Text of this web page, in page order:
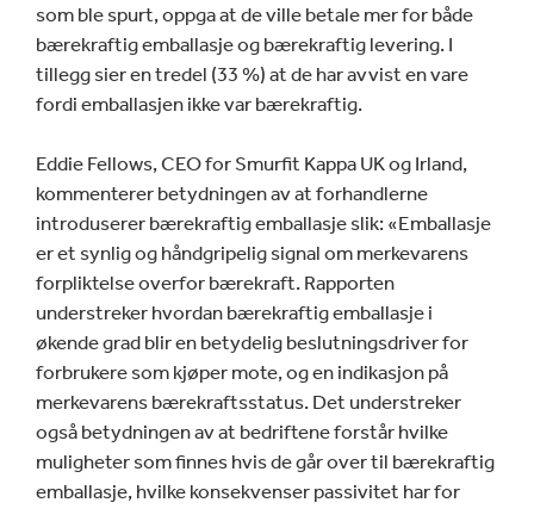
som ble spurt, oppga at de ville betale mer for både
bærekraftig emballasje og bærekraftig levering. I
tillegg sier en tredel (33 %) at de har avvist en vare
fordi emballasjen ikke var bærekraftig.
Eddie Fellows, CEO for Smurfit Kappa UK og Irland,
kommenterer betydningen av at forhandlerne
introduserer bærekraftig emballasje slik: «Emballasje
er et synlig og håndgripelig signal om merkevarens
forpliktelse overfor bærekraft. Rapporten
understreker hvordan bærekraftig emballasje i
økende grad blir en betydelig beslutningsdriver for
forbrukere som kjøper mote, og en indikasjon på
merkevarens bærekraftsstatus. Det understreker
også betydningen av at bedriftene forstår hvilke
muligheter som finnes hvis de går over til bærekraftig
emballasje, hvilke konsekvenser passivitet har for